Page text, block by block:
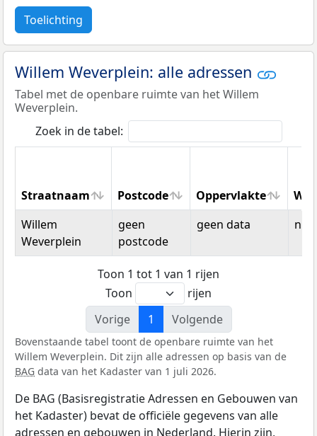
Toelichting
Willem Weverplein: alle adressen
Tabel met de openbare ruimte van het Willem
Weverplein.
Zoek in de tabel:
Straatnaam Postcode Oppervlakte
Straatnaam
Postcode Oppervlakte
Willem
Weverplein
geen
postcode
geen data
Toon 1 tot 1 van 1 rijen
Toon
rijen
Vorige
1 Volgende
Bovenstaande tabel toont de openbare ruimte van het
Willem Weverplein. Dit zijn alle adressen op basis van de
BAG data van het Kadaster van 1 juli 2026.
De BAG (Basisregistratie Adressen en Gebouwen van
het Kadaster) bevat de officiële gegevens van alle
adressen en gebouwen in Nederland. Hierin zijn,